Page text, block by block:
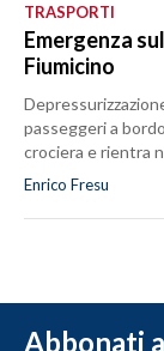
TRASPORTI
Emergenza
Fiumicino
passeggeri a
crociera e rientra
Enrico Fresu
Abbonati a